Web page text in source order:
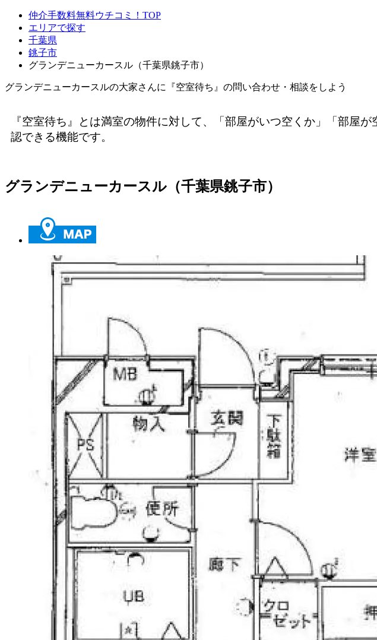
仲介手数料無料ウチコミ！TOP
エリアで探す
千葉県
銚子市
グランデニューカースル（千葉県銚子市）
グランデニューカースルの大家さんに『空室待ち』の問い合わせ・相談をしよう
『空室待ち』とは満室の物件に対して、「部屋がいつ空くか」「部屋
認できる機能です。
グランデニューカースル（千葉県銚子市）